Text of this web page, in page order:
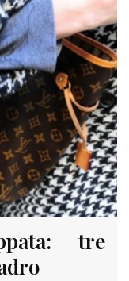
tre